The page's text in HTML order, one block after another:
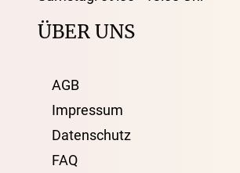
ÜBER UNS
AGB
Impressum
Datenschutz
FAQ